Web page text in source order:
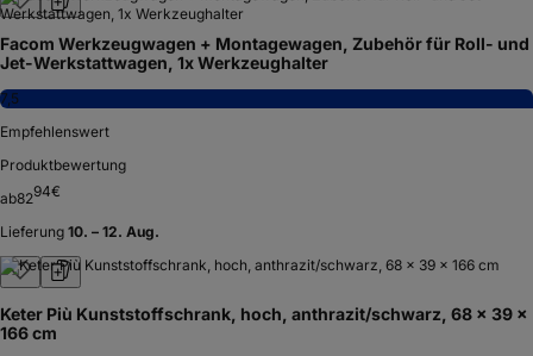
Facom Werkzeugwagen + Montagewagen, Zubehör für Roll- und
Jet-Werkstattwagen, 1x Werkzeughalter
7,5
Empfehlenswert
Produktbewertung
ab8294€
Lieferung 10. – 12. Aug.
Keter Più Kunststoffschrank, hoch, anthrazit/schwarz, 68 x 39 x
166 cm